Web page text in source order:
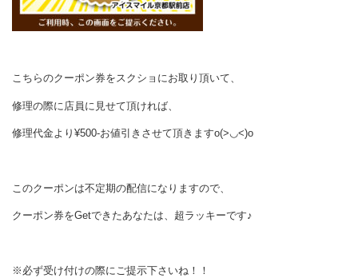
こちらのクーポン券をスクショにお取り頂いて、
修理の際に店員に見せて頂ければ、
修理代金より¥500-お値引きさせて頂きますo(>◡<)o
このクーポンは不定期の配信になりますので、
クーポン券をGetできたあなたは、超ラッキーです♪
※必ず受け付けの際にご提示下さいね！！